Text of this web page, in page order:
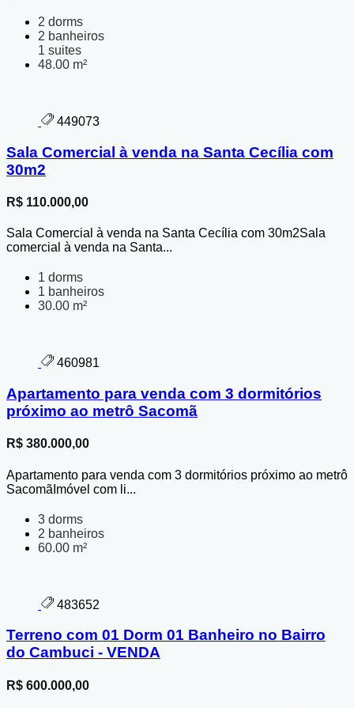
2 dorms
2 banheiros
1 suites
48.00 m²
449073
Sala Comercial à venda na Santa Cecília com
30m2
R$ 110.000,00
Sala Comercial à venda na Santa Cecília com 30m2Sala
comercial à venda na Santa...
1 dorms
1 banheiros
30.00 m²
460981
Apartamento para venda com 3 dormitórios
próximo ao metrô Sacomã
R$ 380.000,00
Apartamento para venda com 3 dormitórios próximo ao metrô
SacomãImóvel com li...
3 dorms
2 banheiros
60.00 m²
483652
Terreno com 01 Dorm 01 Banheiro no Bairro
do Cambuci - VENDA
R$ 600.000,00